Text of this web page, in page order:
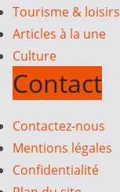
Tourisme & loisirs
Articles à la une
Culture
Contact
Contactez-nous
Mentions légales
Confidentialité